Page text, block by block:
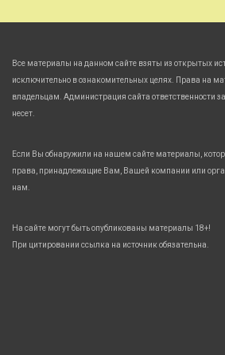
Все материалы на данном сайте взяты из открытых
исключительно в ознакомительных целях. Права на
владельцам. Администрация сайта ответственности
несет.
Если Вы обнаружили на нашем сайте материалы,
права, принадлежащие Вам, Вашей компании или
нам.
На сайте могут быть опубликованы материалы 18+!
При цитировании ссылка на источник обязательна.